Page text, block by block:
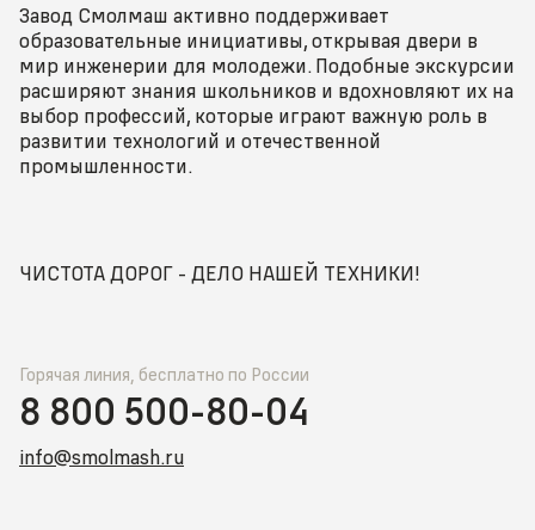
Завод Смолмаш активно поддерживает
образовательные инициативы, открывая двери в
мир инженерии для молодежи. Подобные экскурсии
расширяют знания школьников и вдохновляют их на
выбор профессий, которые играют важную роль в
развитии технологий и отечественной
промышленности.
ЧИСТОТА ДОРОГ - ДЕЛО НАШЕЙ ТЕХНИКИ!
Горячая линия, бесплатно по России
8 800 500-80-04
info@smolmash.ru